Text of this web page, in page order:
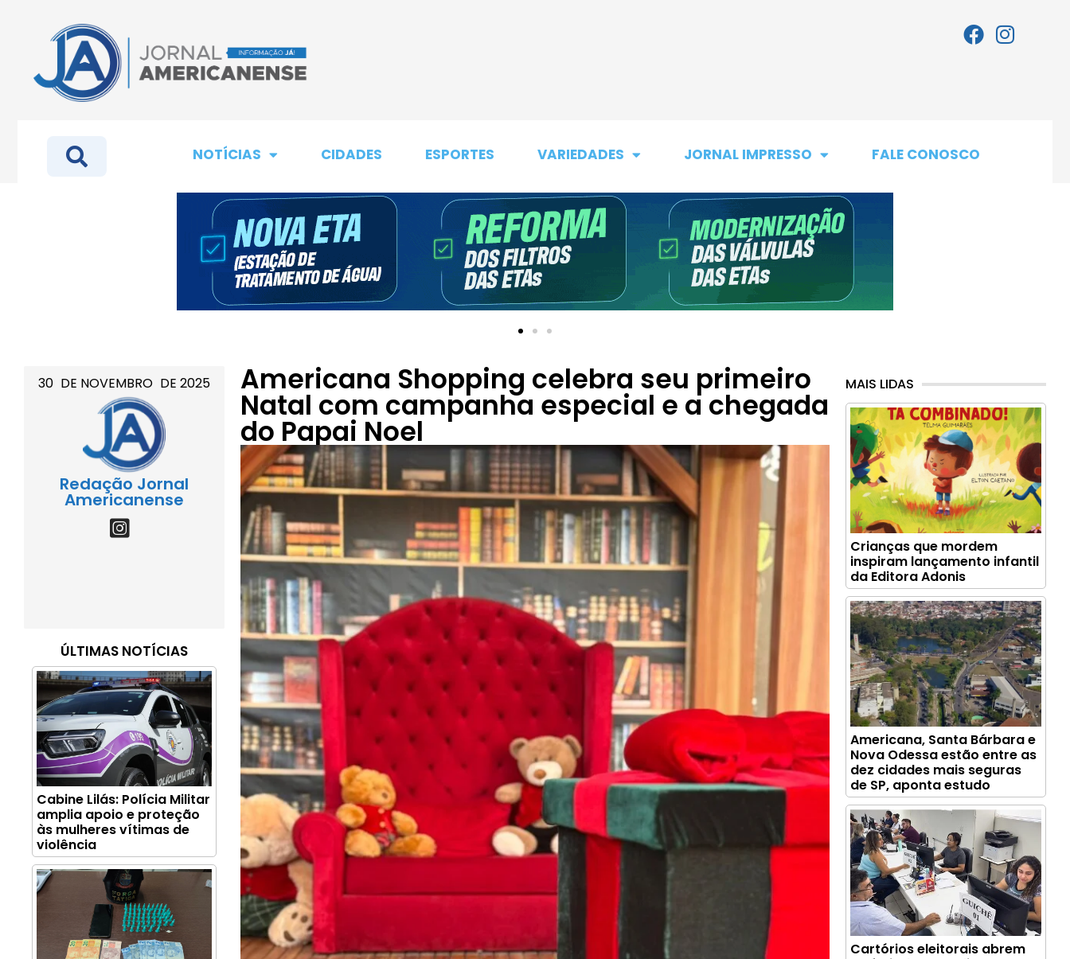
NOTÍCIAS CIDADES ESPORTES VARIEDADES JORNAL IMPRESSO FALE CONOSCO
30 DE NOVEMBRO DE 2025
Redação Jornal
Americanense
ÚLTIMAS NOTÍCIAS
Cabine Lilás: Polícia Militar
amplia apoio e proteção
às mulheres vítimas de
violência
Americana Shopping celebra seu primeiro
Natal com campanha especial e a chegada
do Papai Noel
MAIS LIDAS
Crianças que mordem
inspiram lançamento infantil
da Editora Adonis
Americana, Santa Bárbara e
Nova Odessa estão entre as
dez cidades mais seguras
de SP, aponta estudo
Cartórios eleitorais abrem